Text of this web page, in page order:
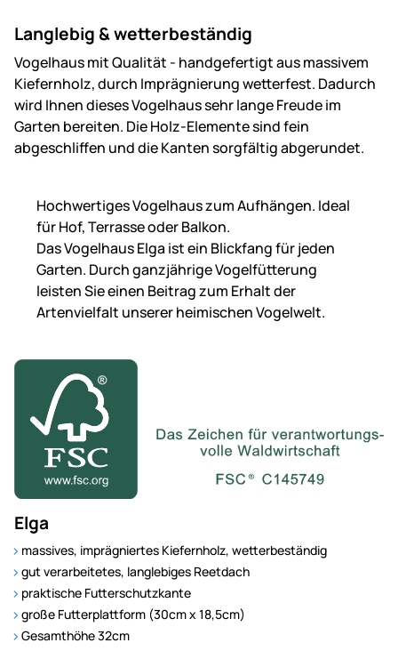
Langlebig & wetterbeständig
Vogelhaus mit Qualität - handgefertigt aus massivem
Kiefernholz, durch Imprägnierung wetterfest. Dadurch
wird Ihnen dieses Vogelhaus sehr lange Freude im
Garten bereiten. Die Holz-Elemente sind fein
abgeschliffen und die Kanten sorgfältig abgerundet.
Hochwertiges Vogelhaus zum Aufhängen. Ideal
für Hof, Terrasse oder Balkon.
Das Vogelhaus Elga ist ein Blickfang für jeden
Garten. Durch ganzjährige Vogelfütterung
leisten Sie einen Beitrag zum Erhalt der
Artenvielfalt unserer heimischen Vogelwelt.
Elga
massives, imprägniertes Kiefern­holz, wetter­beständig
gut verarbeitetes, lang­lebiges Reet­dach
praktische Futter­schutz­kante
große Futter­platt­form (30cm x 18,5cm)
Gesamthöhe 32cm